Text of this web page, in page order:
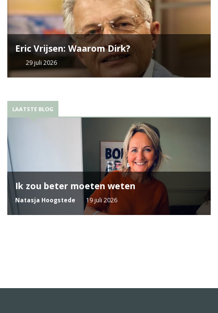
Eric Vrijsen: Waarom Dirk?
29 juli 2026
LAATSTE BLOG
Ik zou beter moeten weten
Natasja Hoogstede 19 juli 2026